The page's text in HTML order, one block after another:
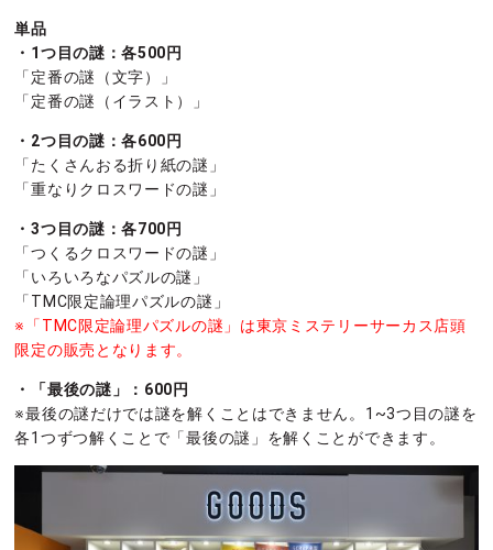
単品
・1つ目の謎：各500円
「定番の謎（文字）」
「定番の謎（イラスト）」
・2つ目の謎：各600円
「たくさんおる折り紙の謎」
「重なりクロスワードの謎」
・3つ目の謎：各700円
「つくるクロスワードの謎」
「いろいろなパズルの謎」
「TMC限定論理パズルの謎」
※「TMC限定論理パズルの謎」は東京ミステリーサーカス店頭
限定の販売となります。
・「最後の謎」：600円
※最後の謎だけでは謎を解くことはできません。1~3つ目の謎を
各1つずつ解くことで「最後の謎」を解くことができます。